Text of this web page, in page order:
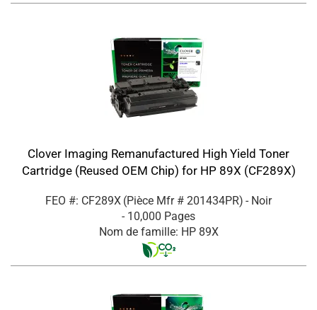
Clover Imaging Remanufactured High Yield Toner
Cartridge (Reused OEM Chip) for HP 89X (CF289X)
FEO #: CF289X (Pièce Mfr # 201434PR) - Noir
- 10,000 Pages
Nom de famille: HP 89X